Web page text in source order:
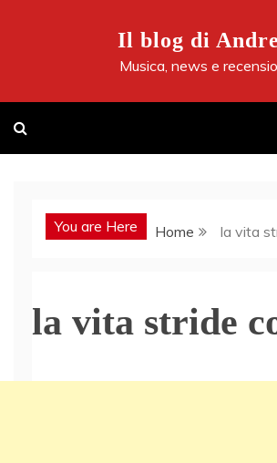
Il blog di
Musica, news e
You are Here Home la vita
la vita stride